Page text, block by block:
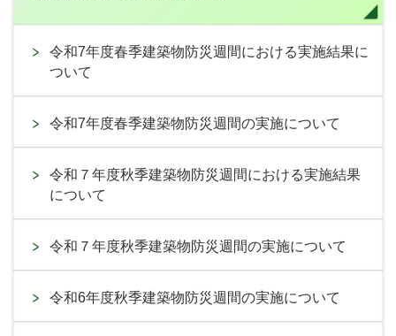
令和7年度春季建築物防災週間における実施結果に
ついて
令和7年度春季建築物防災週間の実施について
令和７年度秋季建築物防災週間における実施結果
について
令和７年度秋季建築物防災週間の実施について
令和6年度秋季建築物防災週間の実施について